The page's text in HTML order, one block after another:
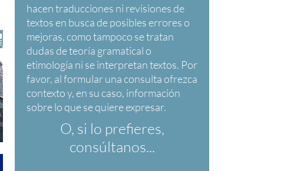
O, si lo prefieres,
consúltanos...